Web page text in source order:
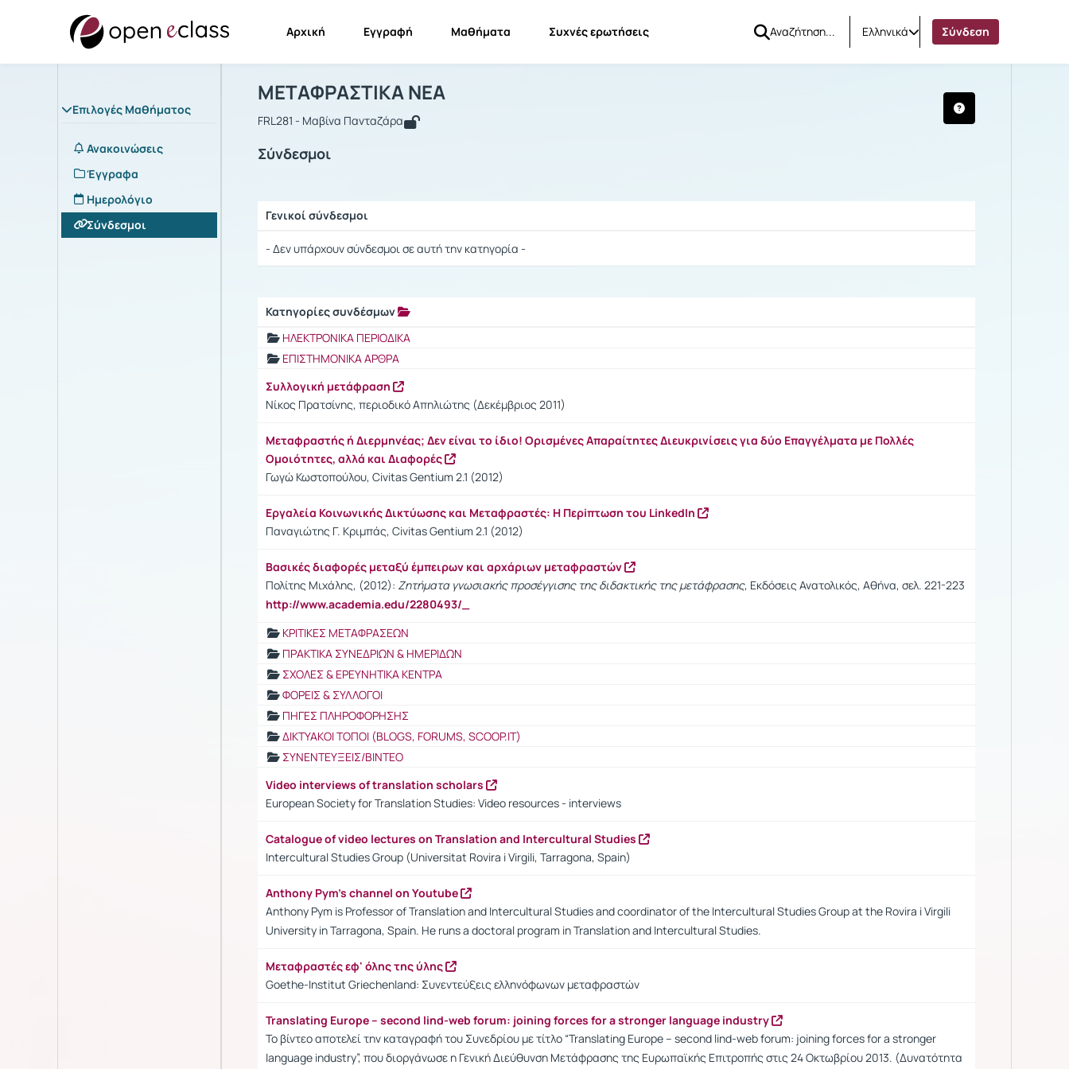
Αρχική Εγγραφή Μαθήματα Συχνές ερωτήσεις Ελληνικά Σύνδεση
Επιλογές Μαθήματος
Ανακοινώσεις
Έγγραφα
Ημερολόγιο
Σύνδεσμοι
Μάθημα : ΜΕΤΑΦΡΑΣΤΙΚΑ ΝΕΑ
ΜΕΤΑΦΡΑΣΤΙΚΑ ΝΕΑ
FRL281 - Μαβίνα Πανταζάρα
Σύνδεσμοι
Γενικοί σύνδεσμοι
- Δεν υπάρχουν σύνδεσμοι σε αυτή την κατηγορία -
Κατηγορίες συνδέσμων
ΗΛΕΚΤΡΟΝΙΚΑ ΠΕΡΙΟΔΙΚΑ
ΕΠΙΣΤΗΜΟΝΙΚΑ ΑΡΘΡΑ
Συλλογική μετάφραση
Νίκος Πρατσίνης, περιοδικό Απηλιώτης (Δεκέμβριος 2011)
Μεταφραστής ή Διερμηνέας; Δεν είναι το ίδιο! Ορισμένες Απαραίτητες Διευκρινίσεις για δύο Επαγγέλματα με Πολλές
Ομοιότητες, αλλά και Διαφορές
Γωγώ Κωστοπούλου, Civitas Gentium 2.1 (2012)
Εργαλεία Κοινωνικής Δικτύωσης και Μεταφραστές: Η Περiπτωση του LinkedIn
Παναγιώτης Γ. Κριμπάς, Civitas Gentium 2.1 (2012)
Βασικές διαφορές μεταξύ έμπειρων και αρχάριων μεταφραστών
Πολίτης Μιχάλης, (2012): Ζητήματα γνωσιακής προσέγγισης της διδακτικής της μετάφρασης, Εκδόσεις Ανατολικός, Αθήνα, σελ. 221-223
http://www.academia.edu/2280493/_
ΚΡΙΤΙΚΕΣ ΜΕΤΑΦΡΑΣΕΩΝ
ΠΡΑΚΤΙΚΑ ΣΥΝΕΔΡΙΩΝ & ΗΜΕΡΙΔΩΝ
ΣΧΟΛΕΣ & ΕΡΕΥΝΗΤΙΚΑ ΚΕΝΤΡΑ
ΦΟΡΕΙΣ & ΣΥΛΛΟΓΟΙ
ΠΗΓΕΣ ΠΛΗΡΟΦΟΡΗΣΗΣ
ΔΙΚΤΥΑΚΟΙ ΤΟΠΟΙ (BLOGS, FORUMS, SCOOP.IT)
ΣΥΝΕΝΤΕΥΞΕΙΣ/ΒΙΝΤΕΟ
Video interviews of translation scholars
European Society for Translation Studies: Video resources - interviews
Catalogue of video lectures on Translation and Intercultural Studies
Intercultural Studies Group (Universitat Rovira i Virgili, Tarragona, Spain)
Anthony Pym's channel on Youtube
Anthony Pym is Professor of Translation and Intercultural Studies and coordinator of the Intercultural Studies Group at the Rovira i Virgili
University in Tarragona, Spain. He runs a doctoral program in Translation and Intercultural Studies.
Μεταφραστές εφ' όλης της ύλης
Goethe-Institut Griechenland: Συνεντεύξεις ελληνόφωνων μεταφραστών
Translating Europe – second lind-web forum: joining forces for a stronger language industry
Το βίντεο αποτελεί την καταγραφή του Συνεδρίου με τίτλο “Translating Europe – second lind-web forum: joining forces for a stronger
language industry”, που διοργάνωσε η Γενική Διεύθυνση Μετάφρασης της Ευρωπαϊκής Επιτροπής στις 24 Οκτωβρίου 2013. (Δυνατότητα